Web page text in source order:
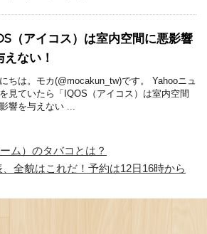
（アイコス）は室内空間に悪影響
えない！
ちは。モカ(@mocakun_tw)です。 Yahooニュ
見ていたら「IQOS（アイコス）は室内空間
響を与えない ...
ム）のタバコとは？
、全貌はこれだ！予約は12日16時から